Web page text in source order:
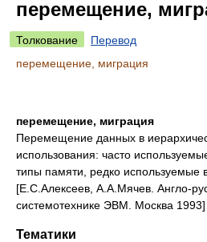
перемещение,
Толкование
Перевод
перемещение, миграция
перемещение, миграция
Перемещение данных в
использования: часто
типы памяти, редко используемые
[Е.С.Алексеев, А.А.Мячев. Англо-
системотехнике ЭВМ. Москва 1993]
Тематики